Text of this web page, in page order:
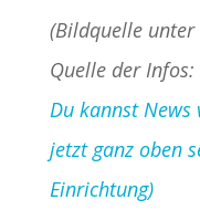
(Bildquelle unter
Quelle der
Du kannst News
jetzt ganz oben
Einrichtung)